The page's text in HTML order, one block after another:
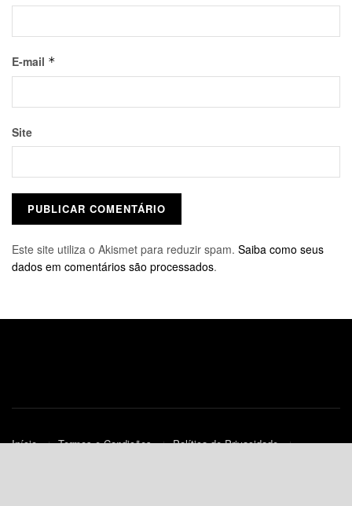
E-mail *
Site
Este site utiliza o Akismet para reduzir spam. Saiba como seus
dados em comentários são processados.
Início Termos e Condições
Política de Privacidade